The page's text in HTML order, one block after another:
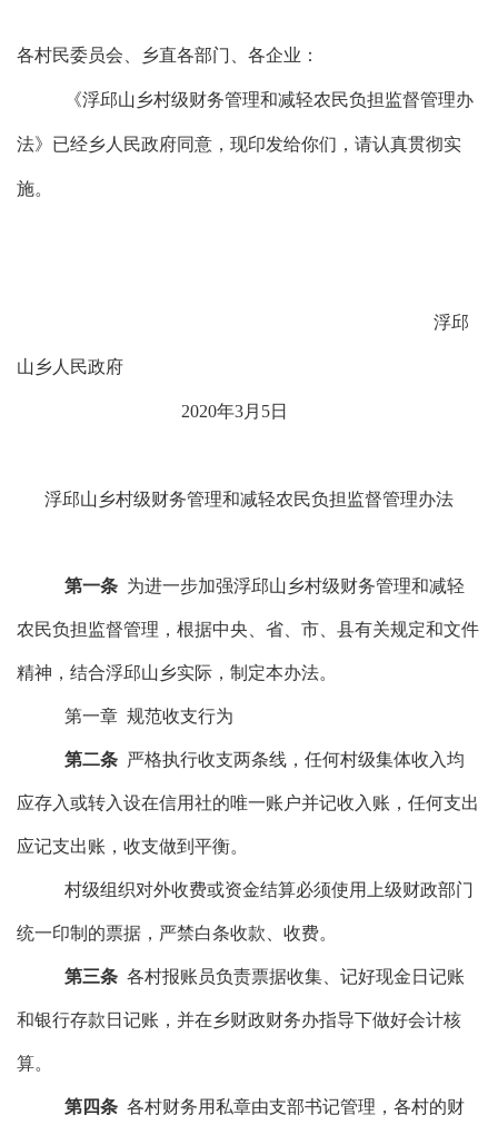
各村民委员会、乡直各部门、各企业：
《浮邱山乡村级财务管理和减轻农民负担监督管理办
法》已经乡人民政府同意，现印发给你们，请认真贯彻实
施。
浮邱
山乡人民政府
2020年3月 5日
浮邱山乡村级财务管理和减轻农民负担监督管理办法
第一条 为进一步加强浮邱山乡村级财务管理和减轻
农民负担监督管理，根据中央、省、市、县有关规定和文件
精神，结合浮邱山乡实际，制定本办法。
第一章 规范收支行为
第二条 严格执行收支两条线，任何村级集体收入均
应存入或转入设在信用社的唯一账户并记收入账，任何支出
应记支出账，收支做到平衡。
村级组织对外收费或资金结算必须使用 上级财政部门
统一印制的票据，严禁白条收款、收费。
第三条 各村报账员负责票据收集、 记好现金日记账
和银行存款日记账 ， 并在乡财政财务办指导下做好会计核
算。
第四条 各村财务用私章由支部书记管理，各村的财